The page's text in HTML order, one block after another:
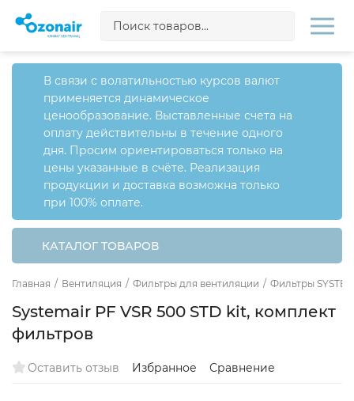
В связи с волатильностью курсов валют
применяется динамическое
ценообразование. Выставленные счета на
оплату действительны в течение одного
дня. Просим ориентироваться только на
цены указанные в счёте. Реализация
продукции и доставка возможна только
при 100% оплате.
КАТАЛОГ ТОВАРОВ
Главная / Вентиляция / Фильтры для вентиляции / Фильтры
Systemair PF VSR 500 STD kit, комплект
фильтров
Оставить отзыв Избранное Сравнение